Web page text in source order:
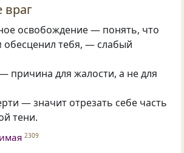
враг
освобождение — понять, что
обесценил тебя, — слабый
причина для жалости, а не для
— значит отрезать себе часть
тени.
2309